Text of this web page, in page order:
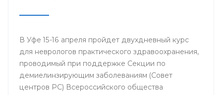
В Уфе 15-16 апреля пройдет двухдневный курс
для неврологов практического здравоохранения,
проводимый при поддержке Секции по
демиелинзирующим заболеваниям (Совет
центров РС) Всероссийского общества